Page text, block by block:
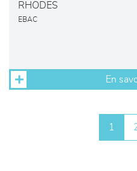
RHODES
EBAC
En
1